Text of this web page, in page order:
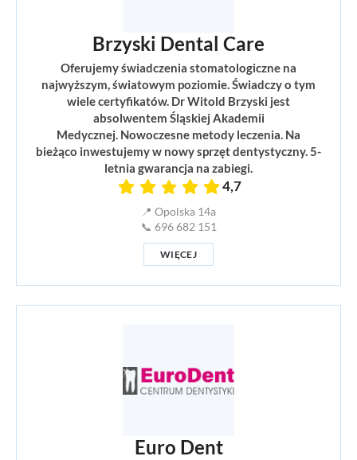
Brzyski Dental Care
Oferujemy świadczenia stomatologiczne na
najwyższym, światowym poziomie. Świadczy o tym
wiele certyfikatów. Dr Witold Brzyski jest
absolwentem Śląskiej Akademii
Medycznej. Nowoczesne metody leczenia. Na
bieżąco inwestujemy w nowy sprzęt dentystyczny. 5-
letnia gwarancja na zabiegi.
4,7
📍 Opolska 14a
📞 696 682 151
WIĘCEJ
Euro Dent